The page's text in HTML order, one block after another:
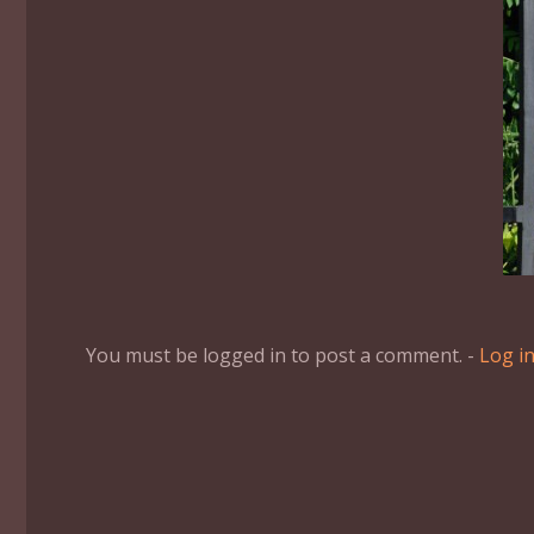
You must be logged in to post a comment. - Log in